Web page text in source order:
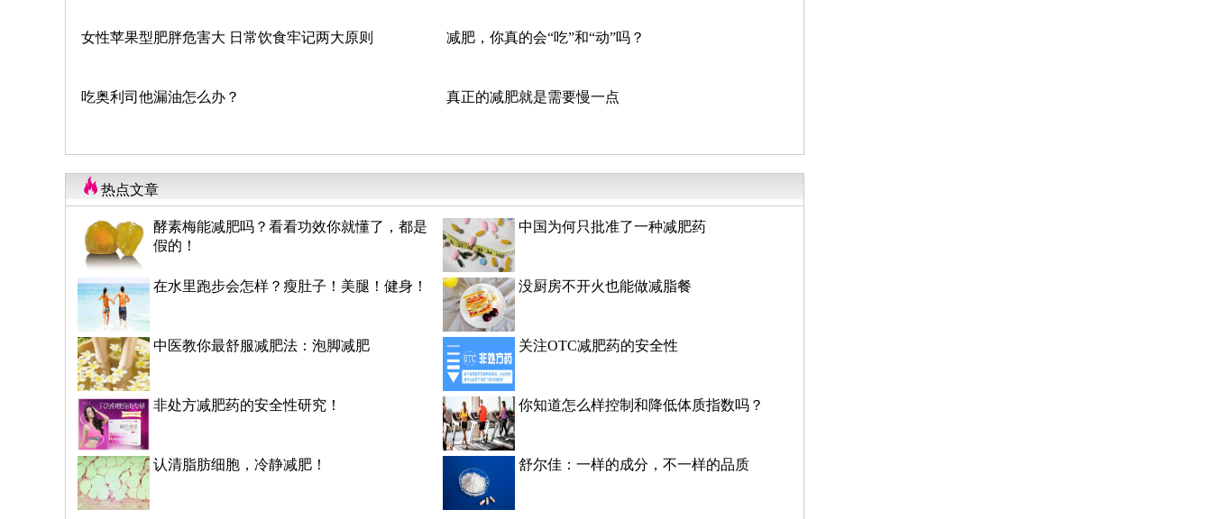
女性苹果型肥胖危害大 日常饮食牢记两大原则 减肥，你真的会“吃”和“动”吗？
吃奥利司他漏油怎么办？ 真正的减肥就是需要慢一点
热点文章
酵素梅能减肥吗？看看功效你就懂了，都是
假的！
中国为何只批准了一种减肥药
在水里跑步会怎样？瘦肚子！美腿！健身！ 没厨房不开火也能做减脂餐
中医教你最舒服减肥法：泡脚减肥 关注OTC减肥药的安全性
非处方减肥药的安全性研究！ 你知道怎么样控制和降低体质指数吗？
认清脂肪细胞，冷静减肥！ 舒尔佳：一样的成分，不一样的品质